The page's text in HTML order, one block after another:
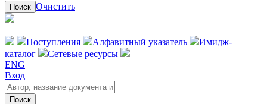
Поиск Очистить
Поступления Алфавитный указатель
Имидж-
каталог
Сетевые ресурсы
ENG
Вход
Поиск